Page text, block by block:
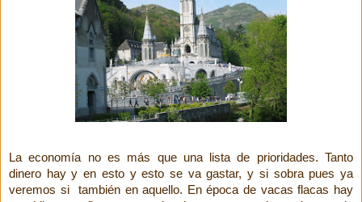
La economía no es más que una lista de prioridades. Tanto
dinero hay y en esto y esto se va gastar, y si sobra pues ya
veremos si también en aquello. En época de vacas flacas hay